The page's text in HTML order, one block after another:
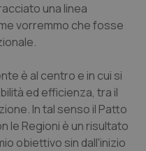
una linea
vorremmo che fosse
è al centro e in cui si
ed efficienza, tra il
In tal senso il Patto
le Regioni è un risultato
obiettivo sin dall'inizio